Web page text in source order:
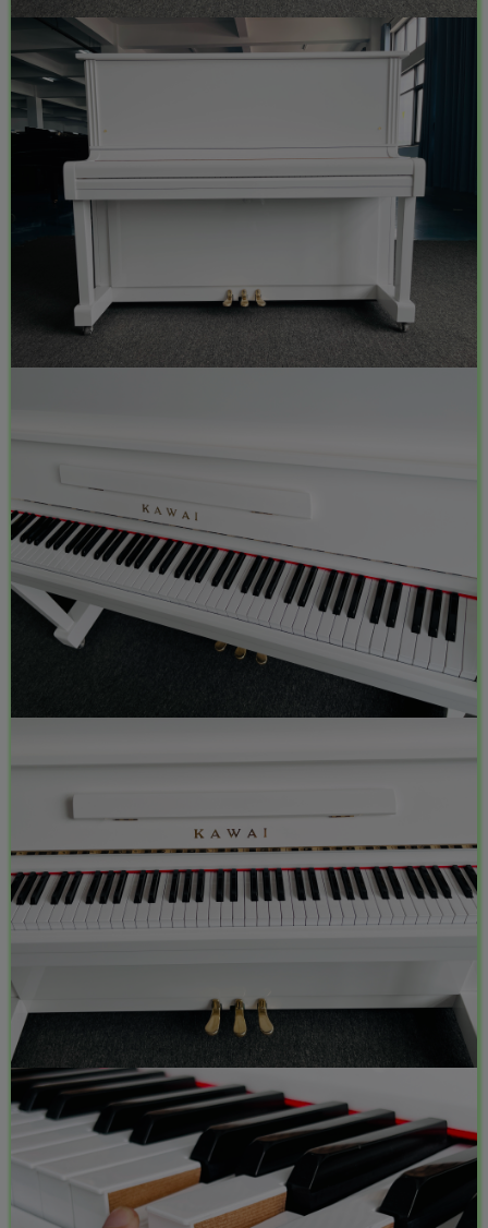
雅马
仿象牙
檀木黑
三角钢
破壁机家用低
理榨汁机新款
￥0.00
鹿头
此极AI时间宝
￥1.00
小打
小闹
YAMAHA雅马
哈W3AWn哑
光原木色W系
列顶配旗舰款
欧洲古典风格
高端实木钢琴
38700
￥1.00